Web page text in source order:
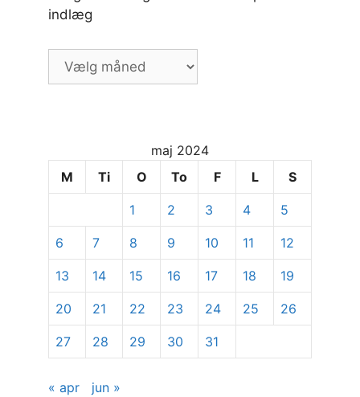
indlæg
Vælg
måned
specifikke
maj 2024
M
Ti O To F L S
1 2 3 4 5
6 7 8 9 10 11 12
13 14 15 16 17 18 19
20 21 22 23 24 25 26
27 28 29 30 31
« apr jun »